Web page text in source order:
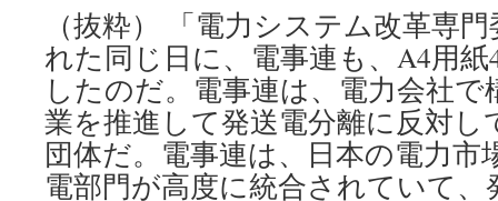
via
The
Guardian
（抜粋） 「電力システム改革専
れた同じ日に、電事連も、A4用
したのだ。電事連は、電力会社
業を推進して発送電分離に反対
団体だ。電事連は、日本の電力市
電部門が高度に統合されていて、